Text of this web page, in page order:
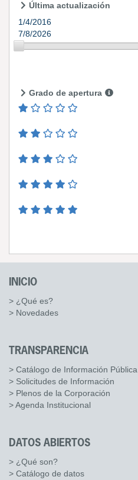
Última actualización
1/4/2016
7/8/2026
Grado de apertura
INICIO
> ¿Qué es?
> Novedades
TRANSPARENCIA
> Catálogo de Información Pública
> Solicitudes de Información
> Plenos de la Corporación
> Agenda Institucional
DATOS ABIERTOS
> ¿Qué son?
> Catálogo de datos